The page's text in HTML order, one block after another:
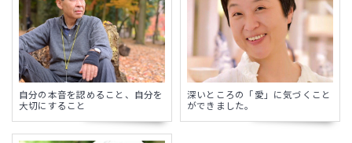
自分の本音を認めること、自分を
大切にすること
深いところの「愛」に気づくこと
ができました。